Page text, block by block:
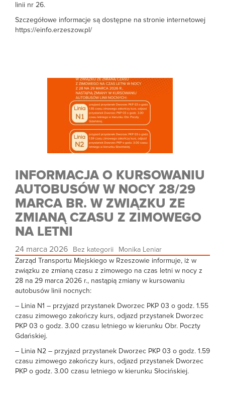
linii nr 26.
Szczegółowe informacje są dostępne na stronie internetowej
https://einfo.erzeszow.pl/
INFORMACJA O KURSOWANIU
AUTOBUSÓW W NOCY 28/29
MARCA BR. W ZWIĄZKU ZE
ZMIANĄ CZASU Z ZIMOWEGO
NA LETNI
24 marca 2026 Bez kategorii
Monika Leniar
Zarząd Transportu Miejskiego w Rzeszowie informuje, iż w
związku ze zmianą czasu z zimowego na czas letni w nocy z
28 na 29 marca 2026 r., nastąpią zmiany w kursowaniu
autobusów linii nocnych:
– Linia N1 – przyjazd przystanek Dworzec PKP 03 o godz. 1.55
czasu zimowego zakończy kurs, odjazd przystanek Dworzec
PKP 03 o godz. 3.00 czasu letniego w kierunku Obr. Poczty
Gdańskiej.
– Linia N2 – przyjazd przystanek Dworzec PKP 03 o godz. 1.59
czasu zimowego zakończy kurs, odjazd przystanek Dworzec
PKP o godz. 3.00 czasu letniego w kierunku Słocińskiej.